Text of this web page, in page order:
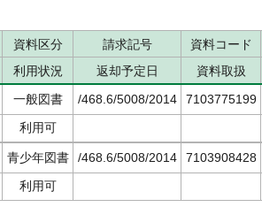
資料区分 請求記号
資料コード
利用状況 返却予定日
資料取扱
一般図書 /468.6/5008/2014
7103775199
利用可
青少年図書 /468.6/5008/2014
7103908428
利用可